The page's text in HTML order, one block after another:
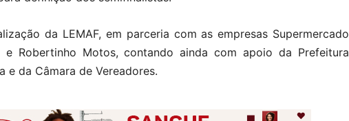
da LEMAF, em parceria com as empresas Supermercado
e Robertinho Motos, contando ainda com apoio da Prefeitura
e da Câmara de Vereadores.